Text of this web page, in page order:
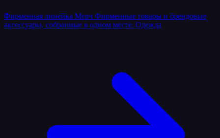
Фирменная линейка Мерч Фирменные товары и брендовые
аксессуары, собранные в одном месте. Одежда